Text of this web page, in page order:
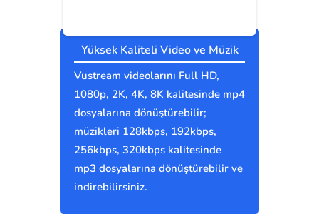
Yüksek Kaliteli Video ve Müzik
Vustream videolarını Full HD,
1080p, 2K, 4K, 8K kalitesinde mp4
dosyalarına dönüştürebilir;
müzikleri 128kbps, 192kbps,
256kbps, 320kbps kalitesinde
mp3 dosyalarına dönüştürebilir ve
indirebilirsiniz.